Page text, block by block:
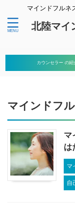
マインドフルネ
北陸マイ
カウンセラー の紹
マインドフ
マ
は
マ
自